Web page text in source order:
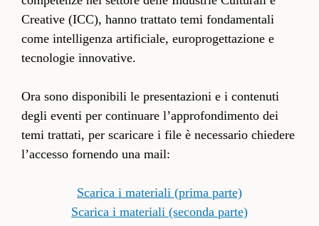
Creative (ICC), hanno trattato temi fondamentali
come intelligenza artificiale, europrogettazione e
tecnologie innovative.
Ora sono disponibili le presentazioni e i contenuti
degli eventi per continuare l’approfondimento dei
temi trattati, per scaricare i file è necessario chiedere
l’accesso fornendo una mail:
Scarica i materiali (prima parte)
Scarica i materiali (seconda parte)